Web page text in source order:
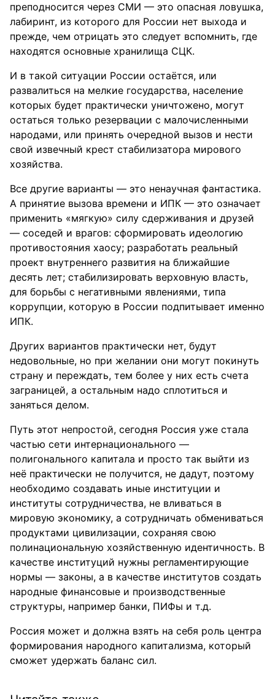
преподносится через СМИ — это опасная ловушка,
лабиринт, из которого для России нет выхода и
прежде, чем отрицать это следует вспомнить, где
находятся основные хранилища СЦК.
И в такой ситуации России остаётся, или
развалиться на мелкие государства, население
которых будет практически уничтожено, могут
остаться только резервации с малочисленными
народами, или принять очередной вызов и нести
свой извечный крест стабилизатора мирового
хозяйства.
Все другие варианты — это ненаучная фантастика.
А принятие вызова времени и ИПК — это означает
применить «мягкую» силу сдерживания и друзей
— соседей и врагов: сформировать идеологию
противостояния хаосу; разработать реальный
проект внутреннего развития на ближайшие
десять лет; стабилизировать верховную власть,
для борьбы с негативными явлениями, типа
коррупции, которую в России подпитывает именно
ИПК.
Других вариантов практически нет, будут
недовольные, но при желании они могут покинуть
страну и переждать, тем более у них есть счета
заграницей, а остальным надо сплотиться и
заняться делом.
Путь этот непростой, сегодня Россия уже стала
частью сети интернационального —
полигонального капитала и просто так выйти из
неё практически не получится, не дадут, поэтому
необходимо создавать иные институции и
институты сотрудничества, не вливаться в
мировую экономику, а сотрудничать обмениваться
продуктами цивилизации, сохраняя свою
полинациональную хозяйственную идентичность. В
качестве институций нужны регламентирующие
нормы — законы, а в качестве институтов создать
народные финансовые и производственные
структуры, например банки, ПИФы и т.д.
Россия может и должна взять на себя роль центра
формирования народного капитализма, который
сможет удержать баланс сил.